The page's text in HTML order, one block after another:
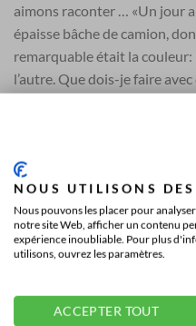
aimons raconter … «Un jour
épaisse bâche de camion,
remarquable était la couleur:
l’autre. Que dois-je faire
Posté dans Non classifié(e)
NOUS UTILISONS
Nous pouvons les placer pour
notre site Web, afficher un contenu
expérience inoubliable. Pour plus
utilisons, ouvrez les paramètres.
ACCEPTER TOUT